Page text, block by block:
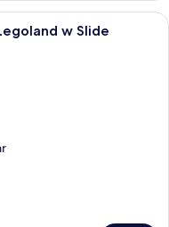
för barn med en
w Slide